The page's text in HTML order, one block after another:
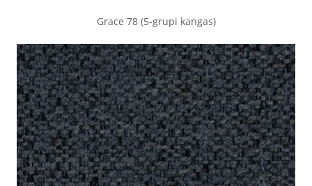
Grace 78 (5-grupi kangas)